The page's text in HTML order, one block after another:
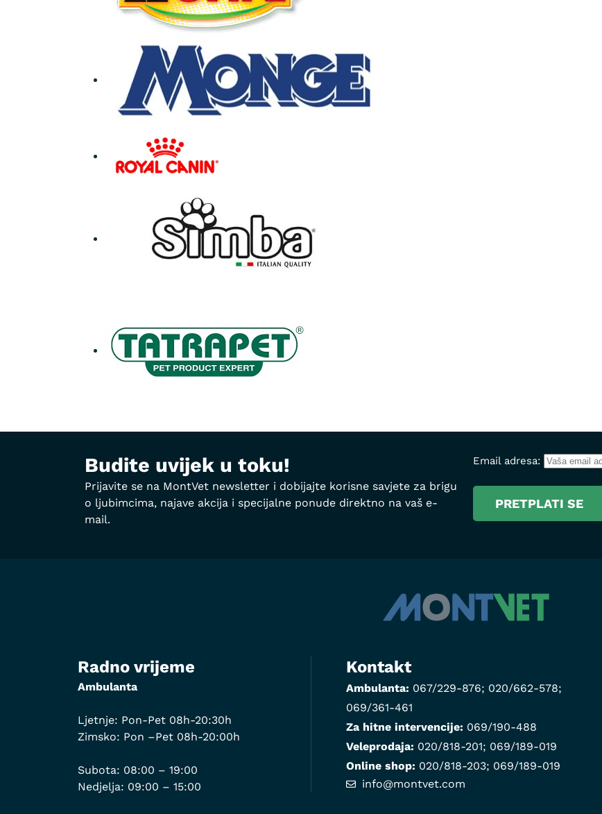
Budite uvijek u toku!
Prijavite se na MontVet newsletter i dobijajte korisne savjete za brigu
o ljubimcima, najave akcija i specijalne ponude direktno na vaš e-
mail.
Email adresa:
Radno vrijeme
Ambulanta
Ljetnje: Pon-Pet 08h-20:30h
Zimsko: Pon –Pet 08h-20:00h
Subota: 08:00 – 19:00
Nedjelja: 09:00 – 15:00
Kontakt
Ambulanta: 067/229-876; 020/662-578;
069/361-461
Za hitne intervencije: 069/190-488
Veleprodaja: 020/818-201; 069/189-019
Online shop: 020/818-203; 069/189-019
info@montvet.com